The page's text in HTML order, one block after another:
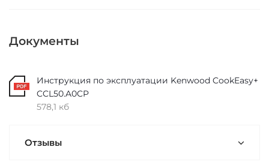
Документы
Инструкция по эксплуатации Kenwood CookEasy+
CCL50.A0CP
578,1 кб
Отзывы